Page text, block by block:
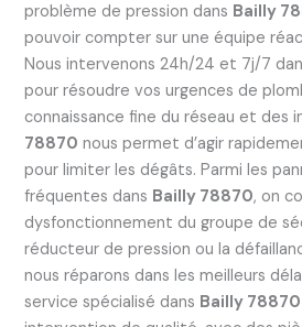
problème de pression dans Bailly
pouvoir compter sur une équipe
Nous intervenons 24h/24 et 7j/7
pour résoudre vos urgences de
connaissance fine du réseau et des
78870 nous permet d’agir
pour limiter les dégâts. Parmi les
fréquentes dans Bailly 78870, on
dysfonctionnement du groupe de
réducteur de pression ou la
nous réparons dans les meilleurs
service spécialisé dans Bailly 78870